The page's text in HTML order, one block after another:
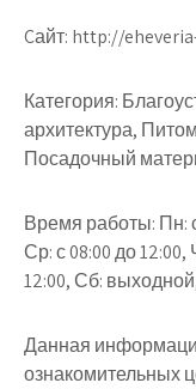
Cайт: http://
Категория:
архитектура,
Посадочный
Время работы: Пн: с
Ср: с 08:00 до 12:00,
12:00, Сб:
Данная
ознакомительных